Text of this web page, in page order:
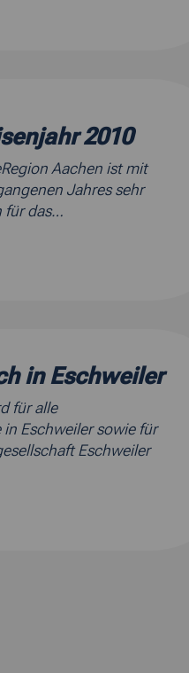
2010
Aachen ist mit
Jahres sehr
für das…
in Eschweiler
für alle
Eschweiler sowie für
Eschweiler